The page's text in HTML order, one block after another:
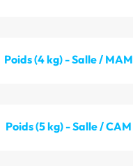
Poids (4 kg) - Salle / MAM
Poids (5 kg) - Salle / CAM